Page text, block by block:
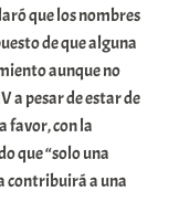
que los nombres
de que alguna
aunque no
a pesar de estar de
favor, con la
que “solo una
contribuirá a una